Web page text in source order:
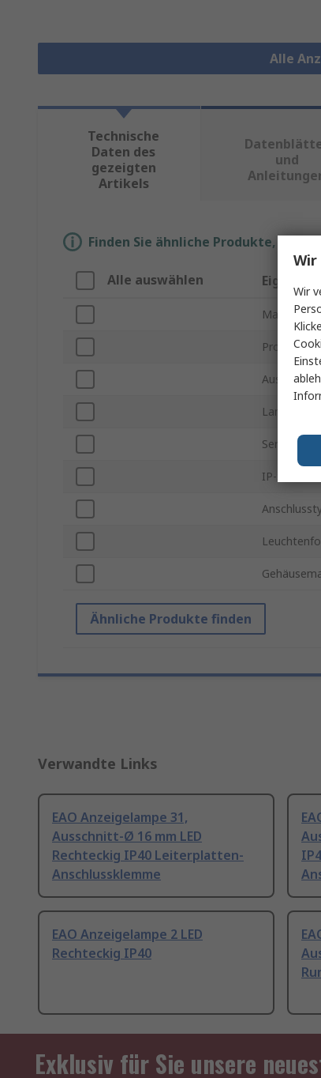
Alle
Technische
Daten des
gezeigten
Artikels
und
Finden Sie ähnliche Produkte,
Alle auswählen
Marke
Produkt
Lampentyp
Serie
IP-Schutzart
Ähnliche Produkte finden
Verwandte Links
EAO Anzeigelampe 31,
Ausschnitt-Ø 16 mm LED
Rechteckig IP40 Leiterplatten-
Anschlussklemme
EAO Anzeigelampe 2 LED
Rechteckig IP40
Exklusiv für Sie unsere
Wir